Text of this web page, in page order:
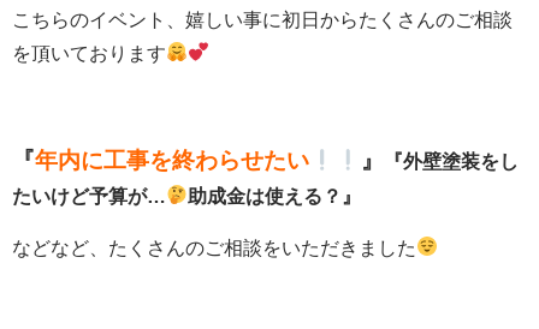
こちらのイベント、嬉しい事に初日からたくさんのご相談
を頂いております
『年内に工事を終わらせたい 』
『外壁塗装をし
たいけど予算が…
助成金は使える？』
などなど、たくさんのご相談をいただきました